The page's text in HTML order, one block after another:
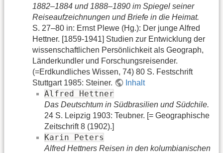
1882–1884 und 1888–1890 im Spiegel seiner
Reiseaufzeichnungen und Briefe in die Heimat.
S. 27–80 in: Ernst Plewe (Hg.): Der junge Alfred
Hettner. [1859-1941] Studien zur Entwicklung der
wissenschaftlichen Persönlichkeit als Geograph,
Länderkundler und Forschungsreisender.
(=Erdkundliches Wissen, 74) 80 S. Festschrift
Stuttgart 1985: Steiner.
Inhalt
Alfred Hettner
Das Deutschtum in Südbrasilien und Südchile.
24 S. Leipzig 1903: Teubner. [= Geographische
Zeitschrift 8 (1902).]
Karin Peters
Alfred Hettners Reisen in den kolumbianischen